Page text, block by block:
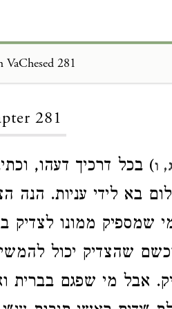
VaChesed 281
281
ו) בכל דרכיך דעהו,
בא לידי עניות. הנה
שמספיק ממונו לצדיק
שהצדיק יכול
אבל מי שפגם בברית